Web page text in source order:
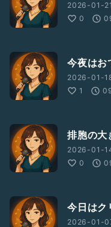
2026-01-
0
今夜はお
2026-01-
1
排胞の大
2026-01-
0
今日はク
2026-01-